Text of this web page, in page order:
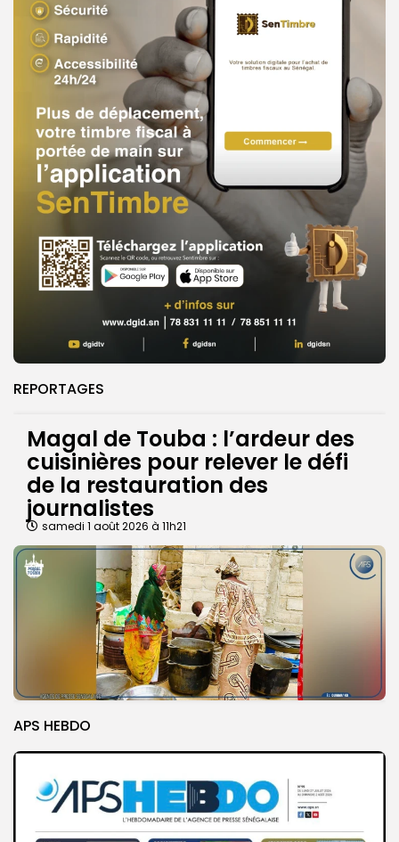
REPORTAGES
Magal de Touba : l’ardeur des
cuisinières pour relever le défi
de la restauration des
journalistes
samedi 1 août 2026 à 11h21
APS HEBDO